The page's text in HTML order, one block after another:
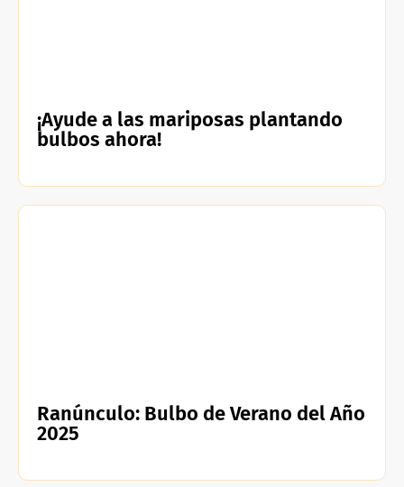
¡Ayude a las mariposas plantando
bulbos ahora!
Ranúnculo: Bulbo de Verano del Año
2025